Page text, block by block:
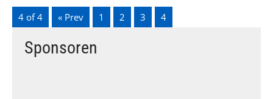
4 of 4 « Prev 1 2 3 4
Sponsoren